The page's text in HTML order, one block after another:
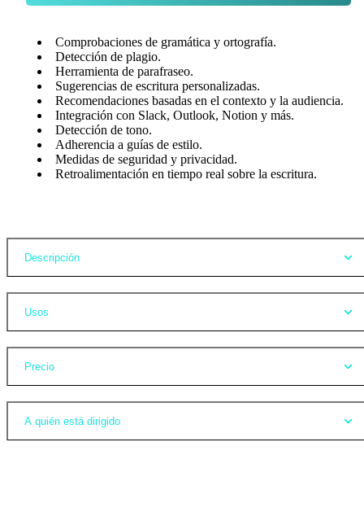
Comprobaciones de gramática y ortografía.
Detección de plagio.
Herramienta de parafraseo.
Sugerencias de escritura personalizadas.
Recomendaciones basadas en el contexto y la audiencia.
Integración con Slack, Outlook, Notion y más.
Detección de tono.
Adherencia a guías de estilo.
Medidas de seguridad y privacidad.
Retroalimentación en tiempo real sobre la escritura.
Descripción
Usos
Precio
A quién está dirigido